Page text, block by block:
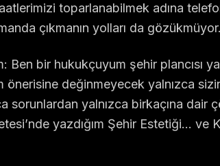
toparlanabilmek adına
çıkmanın yolları da gözükmüyor.
bir hukukçuyum şehir plancısı
önerisine değinmeyecek yalnızca
yalnızca birkaçına dair
yazdığım Şehir Estetiği… ve